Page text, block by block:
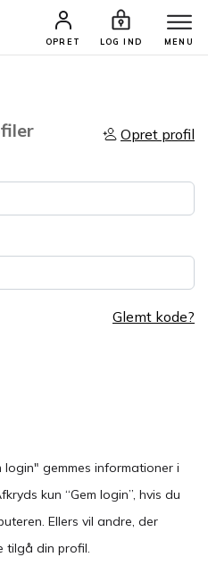
OPRET LOG IND MENU
Opret profil
Glemt kode?
gemmes informationer i
kun “Gem login”, hvis du
Ellers vil andre, der
tilgå din profil.